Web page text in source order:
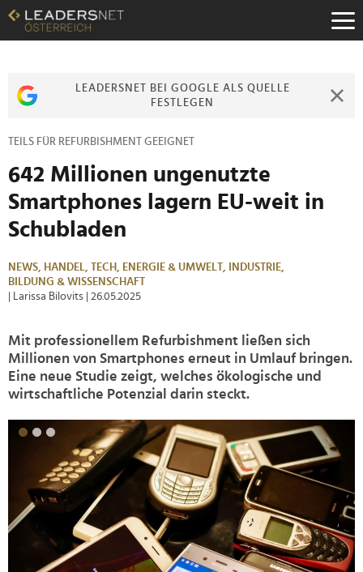
Zum
Inhalt
Zur
Zur
LEADERSNET BEI GOOGLE ALS QUELLE
FESTLEGEN
TEILS FÜR REFURBISHMENT GEEIGNET
642 Millionen ungenutzte
Smartphones lagern EU-weit in
Schubladen
NEWS, HANDEL, TECH, ENERGIE & UMWELT,
INDUSTRIE,
BILDUNG & WISSENSCHAFT
| Larissa Bilovits
| 26.05.2025
Mit professionellem Refurbishment ließen sich
Millionen von Smartphones erneut in Umlauf bringen.
Eine neue Studie zeigt, welches ökologische und
wirtschaftliche Potenzial darin steckt.